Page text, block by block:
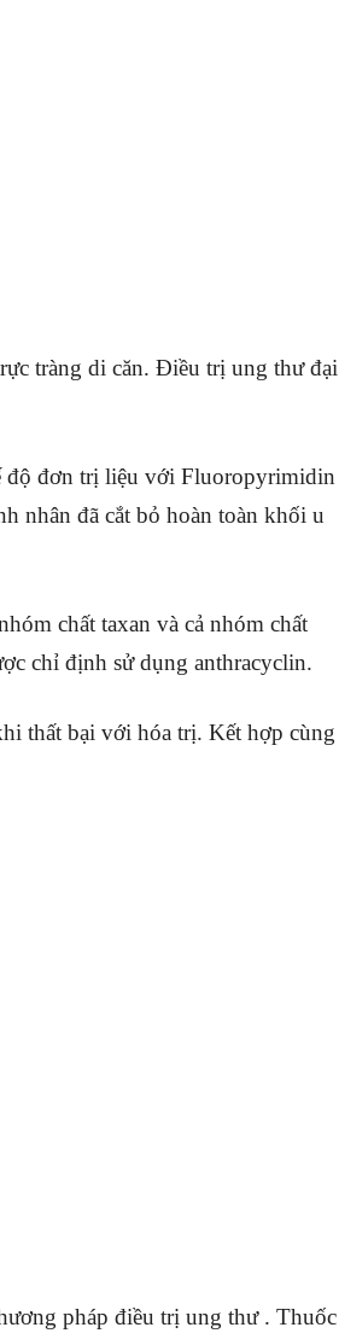
tràng di căn. Điều trị ung thư đại
độ đơn trị liệu với Fluoropyrimidin
nhân đã cắt bỏ hoàn toàn khối u
chất taxan và cả nhóm chất
chỉ định sử dụng anthracyclin.
thất bại với hóa trị. Kết hợp cùng
pháp điều trị ung thư . Thuốc